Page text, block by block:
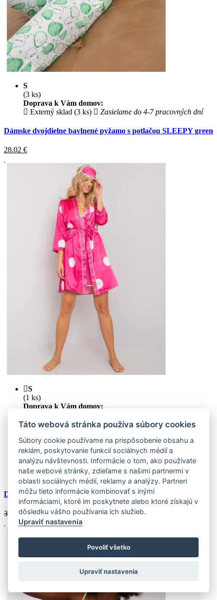
S
(3 ks)
Doprava k Vám domov:
Externý sklad (3 ks)
Zasielame do 4-7 pracovných dní
Dámske dvojdielne bavlnené pyžamo s potlačou SLEEPY green
28.02 €
S
(1 ks)
Doprava k Vám domov:
M
Doprava k Vám domov:
Skladom (1 ks)-40%
Zasielame do 24 hodín
Výpredaj
Zľava40 %
Dámske bodkované pyžamo DOTA pink
31.13 € 18.68 €
Táto webová stránka používa súbory cookies
Súbory cookie používame na prispôsobenie obsahu a
reklám, poskytovanie funkcií sociálnych médií a
analýzu návštevnosti. Informácie o tom, ako používate
naše webové stránky, zdieľame s našimi partnermi v
oblasti sociálnych médií, reklamy a analýzy. Partneri
môžu tieto informácie kombinovať s inými
informáciami, ktoré im poskytnete alebo ktoré získajú v
dôsledku vášho používania ich služieb.
Upraviť nastavenia
Povoliť všetko
Upraviť nastavenia